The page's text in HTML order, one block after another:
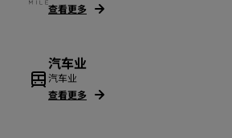
查看更多
汽车业
汽车业
查看更多